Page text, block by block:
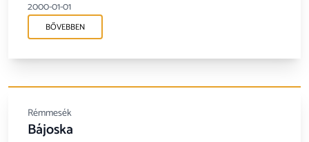
2000-01-01
BŐVEBBEN
Rémmesék
Bájoska